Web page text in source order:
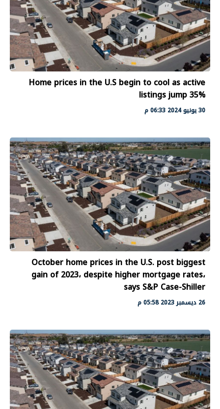
Home prices in the U.S begin to cool as active
listings jump 35%
30 يونيو 2024 06:33 م
October home prices in the U.S. post biggest
gain of 2023، despite higher mortgage rates،
says S&P Case-Shiller
26 ديسمبر 2023 05:58 م